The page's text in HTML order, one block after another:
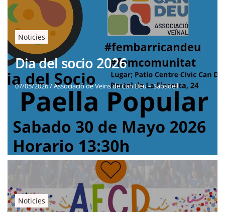
Noticies
Dia del socio 2026
07/05/2026/Associació de Veïns de Can Deu – Sabadell
Noticies